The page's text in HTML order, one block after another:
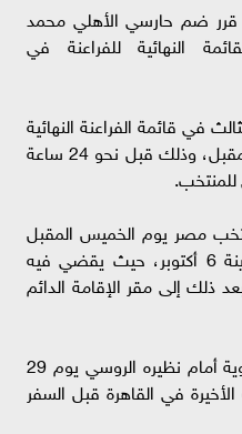
قرر ضم حارسي الأهلي محمد
النهائية للفراعنة في
في قائمة الفراعنة النهائية
للمونديال ستُحسم يوم الأربعاء المقبل، وذلك قبل نحو 24 ساعة
مصر يوم الخميس المقبل
في مركز المنتخبات الوطنية بمدينة 6 أكتوبر، حيث يقضي فيه
بعد ذلك إلى مقر الإقامة الدائم
ويخوض منتخب مصر مواجهة قوية أمام نظيره الروسي يوم 29
في القاهرة قبل السفر